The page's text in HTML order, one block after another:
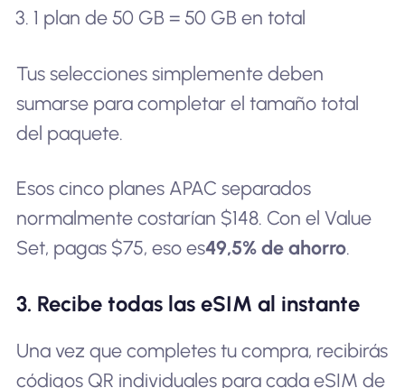
1 plan de 50 GB = 50 GB en total
Tus selecciones simplemente deben
sumarse para completar el tamaño total
del paquete.
Esos cinco planes APAC separados
normalmente costarían $148. Con el Value
Set, pagas $75, eso es49,5% de ahorro.
3. Recibe todas las eSIM al instante
Una vez que completes tu compra, recibirás
códigos QR individuales para cada eSIM de